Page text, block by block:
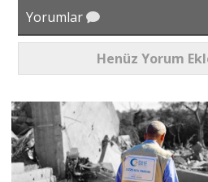
Yorumlar
Henüz Yorum